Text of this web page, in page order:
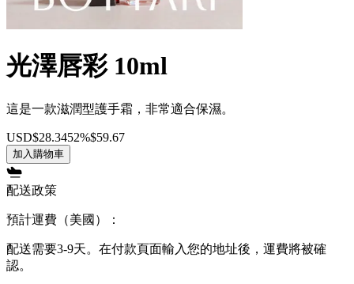
光澤唇彩 10ml
這是一款滋潤型護手霜，非常適合保濕。
USD$28.3452%$59.67
加入購物車
配送政策
預計運費（美國）：
配送需要3-9天。在付款頁面輸入您的地址後，運費將被確
認。